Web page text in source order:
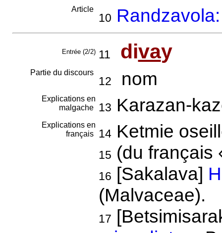
Article
10
Entrée (2/2) 11 divay
Partie du discours
12 nom
Explications en
malgache
13 Karazan-
Explications en
français
14Ketmie
15 (du français
16 [Sakalava]
(Malvaceae).
17